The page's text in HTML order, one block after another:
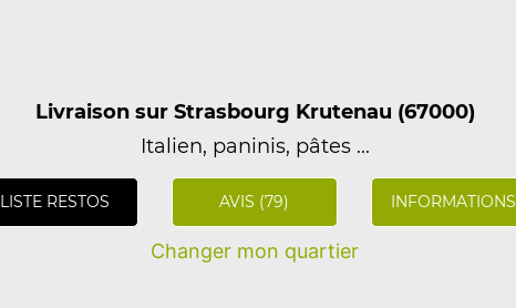
Livraison sur Strasbourg Krutenau (67000)
Italien, paninis, pâtes ...
LISTE RESTOS AVIS (79) INFORMATIONS
Changer mon quartier